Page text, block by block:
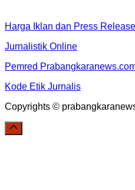
Harga Iklan dan Press Release
Jurnalistik Online
Pemred
Kode Etik Jurnalis
Copyrights ©